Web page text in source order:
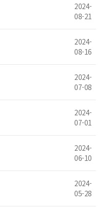
2024-
08-21
2024-
08-16
2024-
07-08
2024-
07-01
2024-
06-10
2024-
05-28